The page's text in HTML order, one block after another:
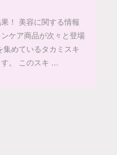
！ 美容に関する情報
ケア商品が次々と登場
集めているタカミスキ
。 このスキ ...